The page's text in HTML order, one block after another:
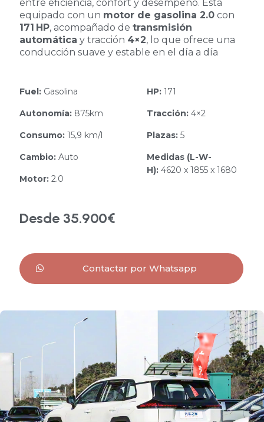
entre eficiencia, confort y desempeño. Está
equipado con un motor de gasolina 2.0 con
171 HP, acompañado de transmisión
automática y tracción 4×2, lo que ofrece una
conducción suave y estable en el día a día
Fuel: Gasolina
Autonomía: 875km
Consumo: 15,9 km/l
Cambio: Auto
Motor: 2.0
HP: 171
Tracción: 4×2
Plazas: 5
Medidas (L-W-
H): 4620 x 1855 x 1680
Desde 35.900€
Contactar por Whatsapp